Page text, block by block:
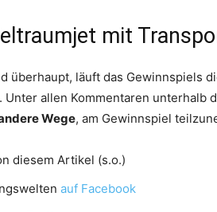
mit
überhaupt, läuft das Gewinnspiels
. Unter allen Kommentaren unterhalb
Wege, am Gewinnspiel
diesem Artikel (s.o.)
auf Facebook